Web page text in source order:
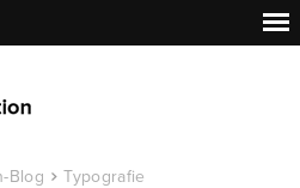
Blog Typografie